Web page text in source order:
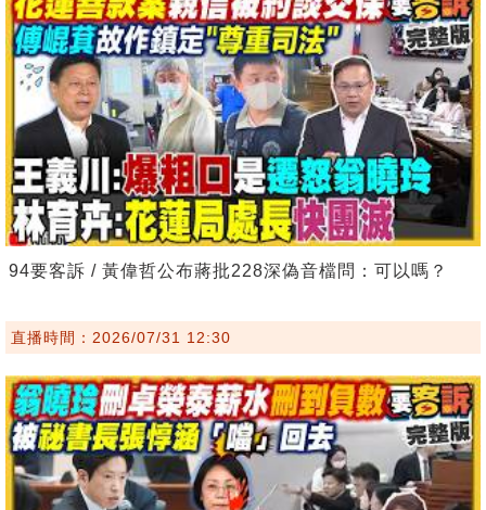
94要客訴 / 黃偉哲公布蔣批228深偽音檔問：可以嗎？
直播時間：2026/07/31 12:30